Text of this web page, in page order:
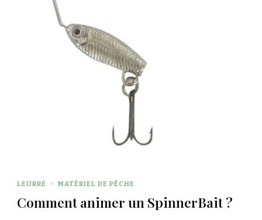
LEURRE MATÉRIEL DE PÊCHE
Comment animer un SpinnerBait ?